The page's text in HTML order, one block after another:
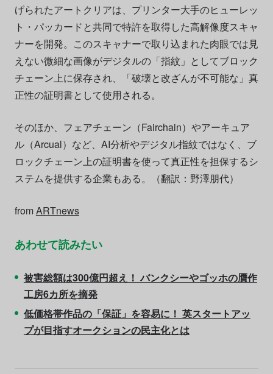
げられたアートクリアは、プリンター大手のヒューレッ
ト・パッカードと共同で特許を取得した高解像度スキャ
ナーを開発。このスキャナーで取り込まれた肉眼では見
えない微細な画像がデジタルの「指紋」としてブロック
チェーン上に保存され、「破壊と改ざんが不可能な」真
正性の証明書として使用される。
そのほか、フェアチェーン（Fairchain）やアーキュア
ル（Arcual）など、AI分析やデジタル指紋ではなく、ブ
ロックチェーン上の証明書を使って真正性を担保するシ
ステムを提供する企業もある。（翻訳：野澤朋代）
fromARTnews
あわせて読みたい
被害総額は300億円超え！ バンクシーやゴッホの贋作
工房6カ所を摘発
低価格帯作品の「保証」を容易に！ 英スタートアッ
プが目指すオークションの民主化とは